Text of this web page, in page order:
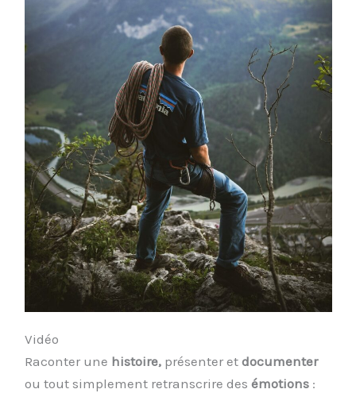
Vidéo
Raconter une histoire,présenter et documenter
ou tout simplement retranscrire des émotions :